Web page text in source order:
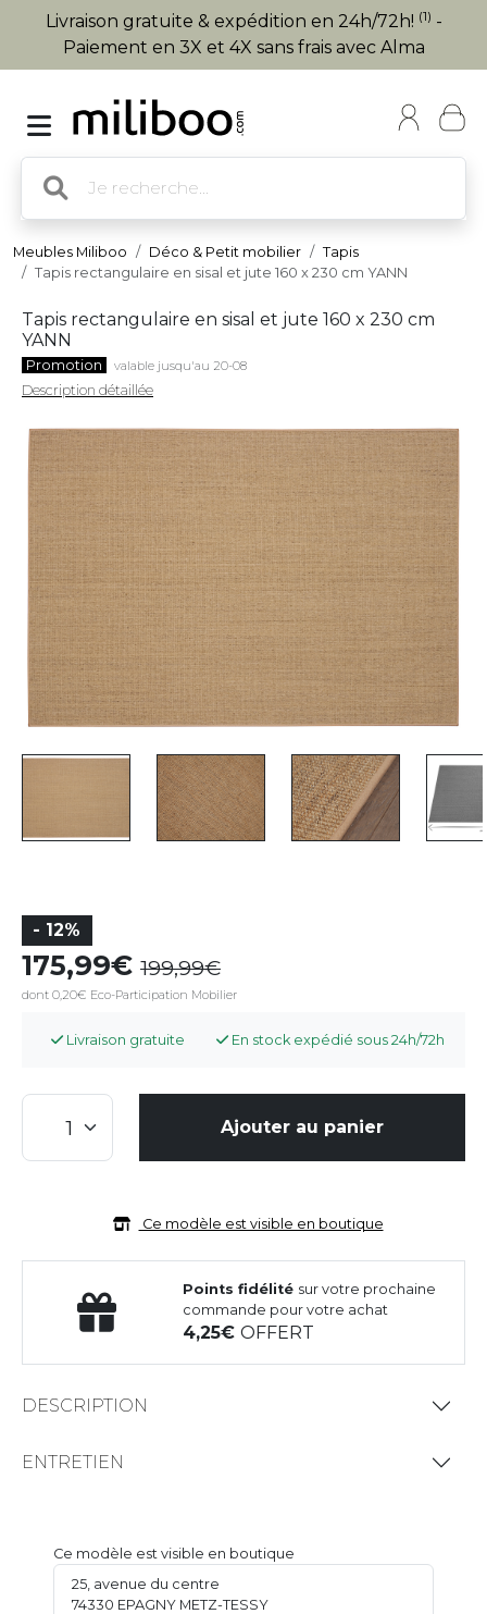
Livraison gratuite & expédition en 24h/72h! (1) -
Paiement en 3X et 4X sans frais avec Alma
Meubles Miliboo Déco & Petit mobilier
Tapis
Tapis rectangulaire en sisal et jute 160 x 230 cm YANN
Tapis rectangulaire en sisal et jute 160 x 230 cm
YANN
Promotion valable jusqu'au 20-08
Description détaillée
- 12%
175,99 199,99
dont 0,20€ Eco-Participation Mobilier
Livraison gratuite En stock expédié sous 24h/72h
Ajouter au panier
Ce modèle est visible en boutique
Points fidélité sur votre prochaine
commande pour votre achat
4,25OFFERT
DESCRIPTION
ENTRETIEN
Ce modèle est visible en boutique
25, avenue du centre
74330 EPAGNY METZ-TESSY